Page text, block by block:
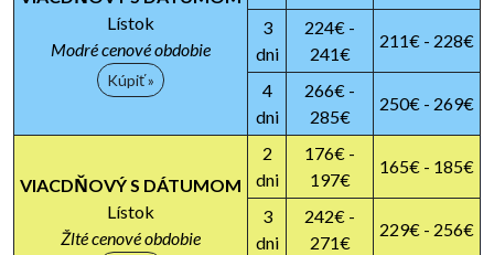
Lístok
Modré cenové obdobie
Kúpiť »
3
dni
224€ -
241€
211€ - 228€
4
dni
266€ -
285€
250€ - 269€
VIACDŇOVÝ S DÁTUMOM
Lístok
Žlté cenové obdobie
2
dni
176€ -
197€
165€ - 185€
3
dni
242€ -
271€
229€ - 256€